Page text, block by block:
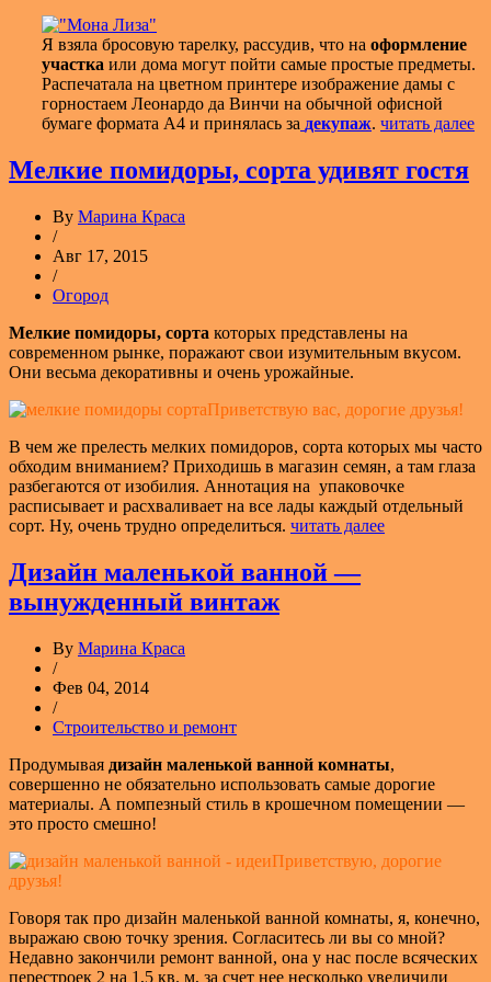
Я взяла бросовую тарелку, рассудив, что на оформление
участка или дома могут пойти самые простые предметы.
Распечатала на цветном принтере изображение дамы с
горностаем Леонардо да Винчи на обычной офисной
бумаге формата А4 и принялась за декупаж. читать далее
Мелкие помидоры, сорта удивят гостя
By Марина Краса
/
Авг 17, 2015
/
Огород
Мелкие помидоры, сорта которых представлены на
современном рынке, поражают свои изумительным вкусом.
Они весьма декоративны и очень урожайные.
Приветствую вас, дорогие друзья!
В чем же прелесть мелких помидоров, сорта которых мы часто
обходим вниманием? Приходишь в магазин семян, а там глаза
разбегаются от изобилия. Аннотация на упаковочке
расписывает и расхваливает на все лады каждый отдельный
сорт. Ну, очень трудно определиться. читать далее
Дизайн маленькой ванной —
вынужденный винтаж
By Марина Краса
/
Фев 04, 2014
/
Строительство и ремонт
Продумывая дизайн маленькой ванной комнаты,
совершенно не обязательно использовать самые дорогие
материалы. А помпезный стиль в крошечном помещении —
это просто смешно!
Приветствую, дорогие
друзья!
Говоря так про дизайн маленькой ванной комнаты, я, конечно,
выражаю свою точку зрения. Согласитесь ли вы со мной?
Недавно закончили ремонт ванной, она у нас после всяческих
перестроек 2 на 1,5 кв. м, за счет нее несколько увеличили